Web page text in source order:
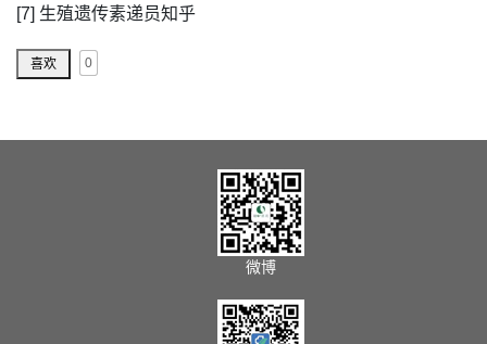
[7] 生殖遗传素递员知乎
喜欢 0
微博